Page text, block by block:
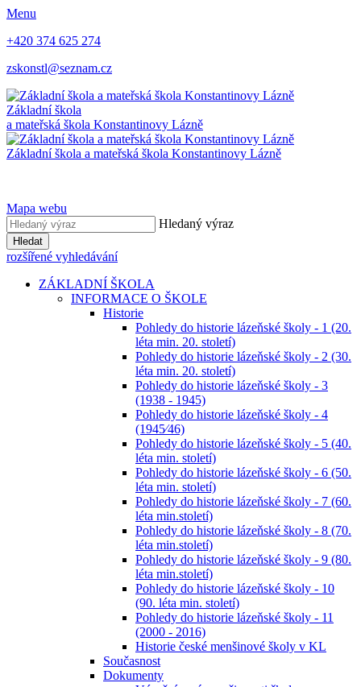
Menu
+420 374 625 274
zskonstl@seznam.cz
Základní škola
a mateřská škola Konstantinovy Lázně
Základní škola a mateřská škola Konstantinovy Lázně
Mapa webu
Hledaný výraz
Hledat
rozšířené vyhledávání
ZÁKLADNÍ ŠKOLA
INFORMACE O ŠKOLE
Historie
Pohledy do historie lázeňské školy - 1 (20.
léta min. 20. století)
Pohledy do historie lázeňské školy - 2 (30.
léta min. 20. století)
Pohledy do historie lázeňské školy - 3
(1938 - 1945)
Pohledy do historie lázeňské školy - 4
(1945⁄46)
Pohledy do historie lázeňské školy - 5 (40.
léta min. století)
Pohledy do historie lázeňské školy - 6 (50.
léta min. století)
Pohledy do historie lázeňské školy - 7 (60.
léta min.století)
Pohledy do historie lázeňské školy - 8 (70.
léta min.století)
Pohledy do historie lázeňské školy - 9 (80.
léta min.století)
Pohledy do historie lázeňské školy - 10
(90. léta min. století)
Pohledy do historie lázeňské školy - 11
(2000 - 2016)
Historie české menšinové školy v KL
Současnost
Dokumenty